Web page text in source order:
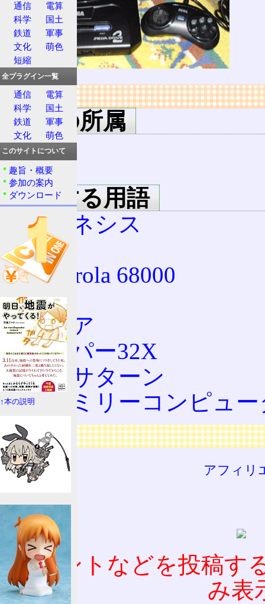
リンク
用語の所属
セガ
MD
関連する用語
ジェネシス
CPU
Motorola 68000
Z80
マニア
スーパー32X
セガサターン
ファミリーコンピュー
広告
アフィリ
コメントなどを投稿す
み表
通信
電算
科学
国土
鉄道
軍事
文化
萌色
短縮
全プラグイン一覧
通信
電算
科学
国土
鉄道
軍事
文化
萌色
このサイトについて
趣旨・概要
参加の案内
ダウンロード
↑本の説明